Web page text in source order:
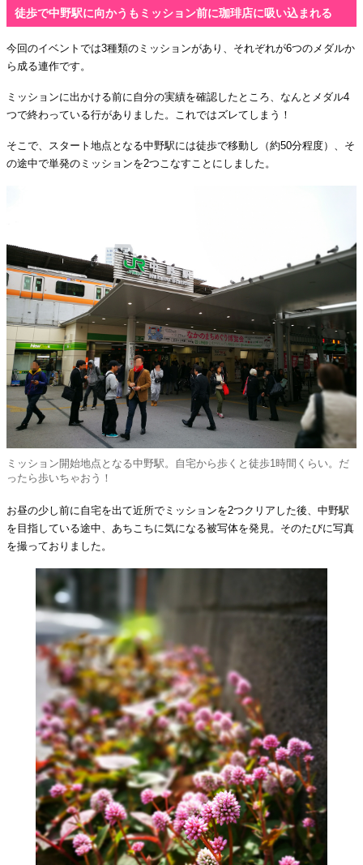
徒歩で中野駅に向かうもミッション前に珈琲店に吸い込まれる
今回のイベントでは3種類のミッションがあり、それぞれが6つのメダルか
ら成る連作です。
ミッションに出かける前に自分の実績を確認したところ、なんとメダル4
つで終わっている行がありました。これではズレてしまう！
そこで、スタート地点となる中野駅には徒歩で移動し（約50分程度）、そ
の途中で単発のミッションを2つこなすことにしました。
ミッション開始地点となる中野駅。自宅から歩くと徒歩1時間くらい。だ
ったら歩いちゃおう！
お昼の少し前に自宅を出て近所でミッションを2つクリアした後、中野駅
を目指している途中、あちこちに気になる被写体を発見。そのたびに写真
を撮っておりました。